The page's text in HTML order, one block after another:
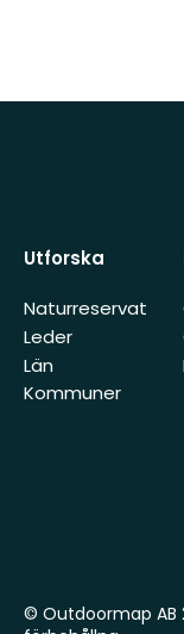
Utforska
Naturreservat
Leder
Län
Kommuner
© Outdoormap AB